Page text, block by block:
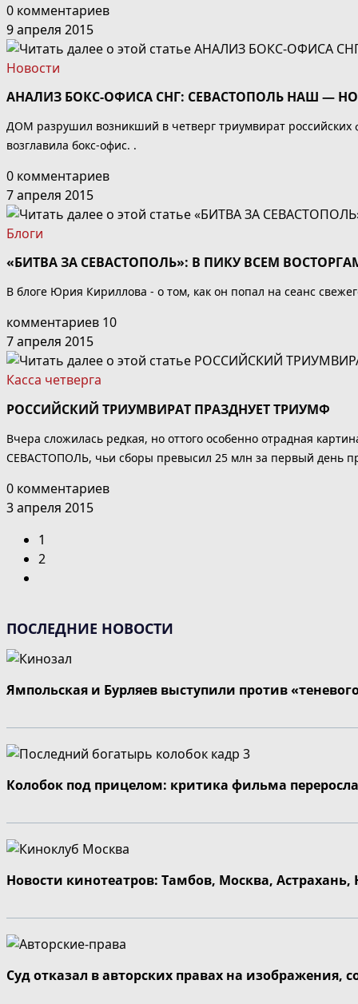
0 комментариев
9 апреля 2015
Новости
АНАЛИЗ БОКС-ОФИСА СНГ: СЕВАСТОПОЛЬ НАШ —
ДОМ разрушил возникший в четверг триумвират
возглавила бокс-офис. .
0 комментариев
7 апреля 2015
Блоги
«БИТВА ЗА СЕВАСТОПОЛЬ»: В ПИКУ ВСЕМ
В блоге Юрия Кириллова - о том, как он попал на сеанс
комментариев 10
7 апреля 2015
Касса четверга
РОССИЙСКИЙ ТРИУМВИРАТ ПРАЗДНУЕТ ТРИУМФ
Вчера сложилась редкая, но оттого особенно отрадная
СЕВАСТОПОЛЬ, чьи сборы превысил 25 млн за первый день
0 комментариев
3 апреля 2015
1
2
страницу
ПОСЛЕДНИЕ НОВОСТИ
Ямпольская и Бурляев выступили против
Колобок под прицелом: критика фильма
Новости кинотеатров: Тамбов, Москва,
Суд отказал в авторских правах на изображения,